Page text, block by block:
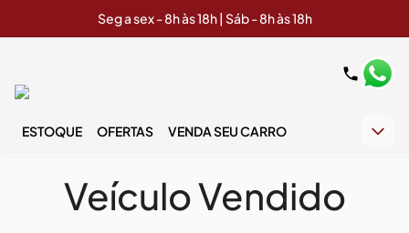
Seg a sex - 8h às 18h | Sáb - 8h às 18h
ESTOQUE OFERTAS VENDA SEU CARRO
Veículo Vendido